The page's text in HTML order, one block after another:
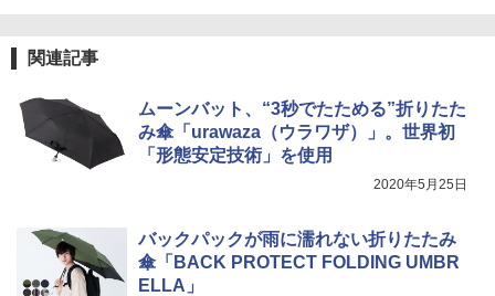
[キャンパーズコレクション 山善] 傘みたいに
広げるだけ パッとサッとテント キューブワ
イド ブラックコーティング フルクローズ メ
￥-
￥1,180
電動エアーポンプ SUP用 20PSI 電動ポンプ
￥7,884
関連記事
ムーンバット、“3秒でたためる”折りたた
み傘「urawaza（ウラワザ）」。世界初
「形態安定技術」を使用
2020年5月25日
バックパックが雨に濡れない折りたたみ
傘「BACK PROTECT FOLDING UMBR
ELLA」